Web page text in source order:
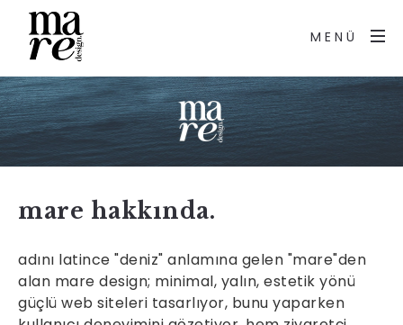
MENÜ
mare hakkında.
adını latince "deniz" anlamına gelen "mare"den
alan mare design; minimal, yalın, estetik yönü
güçlü web siteleri tasarlıyor, bunu yaparken